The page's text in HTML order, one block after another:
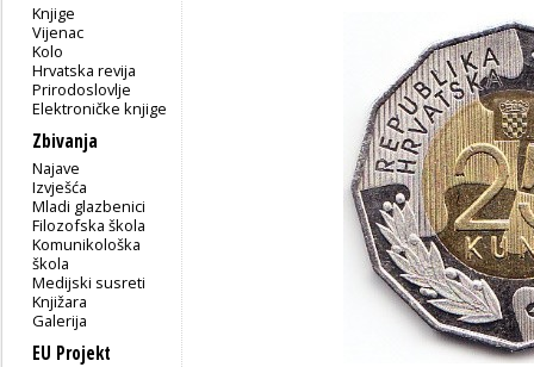
Knjige
Vijenac
Kolo
Hrvatska revija
Prirodoslovlje
Elektroničke knjige
Zbivanja
Najave
Izvješća
Mladi glazbenici
Filozofska škola
Komunikološka
škola
Medijski susreti
Knjižara
Galerija
EU Projekt